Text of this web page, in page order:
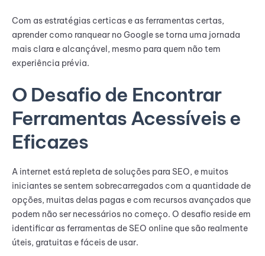
Com as estratégias certicas e as ferramentas certas,
aprender como ranquear no Google se torna uma jornada
mais clara e alcançável, mesmo para quem não tem
experiência prévia.
O Desafio de Encontrar
Ferramentas Acessíveis e
Eficazes
A internet está repleta de soluções para SEO, e muitos
iniciantes se sentem sobrecarregados com a quantidade de
opções, muitas delas pagas e com recursos avançados que
podem não ser necessários no começo. O desafio reside em
identificar as ferramentas de SEO online que são realmente
úteis, gratuitas e fáceis de usar.